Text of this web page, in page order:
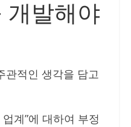
개발해야
관적인 생각을 담고
계”에 대하여 부정